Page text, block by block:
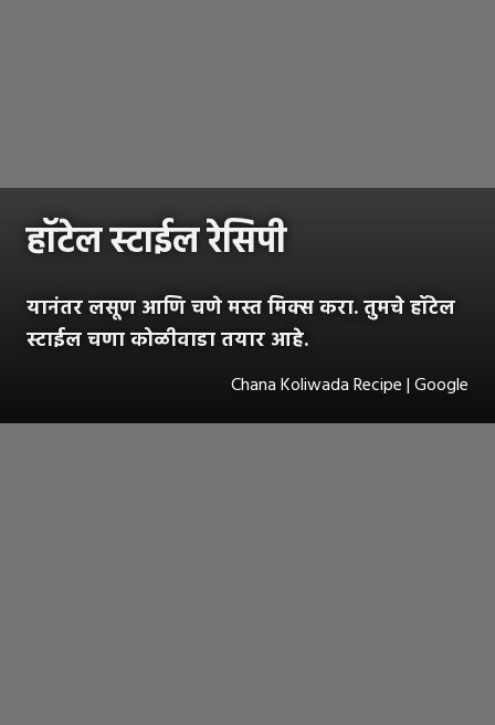
हॉटेल स्टाईल रेसिपी
यानंतर लसूण आणि चणे मस्त मिक्स करा. तुमचे हॉटेल
स्टाईल चणा कोळीवाडा तयार आहे.
Chana Koliwada Recipe | Google